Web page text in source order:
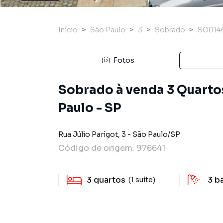
Início São Paulo 3 Sobrado
Fotos
Sobrado à venda 3
Paulo - SP
Rua Júlio Parigot, 3 - São Paulo/SP
Código de origem: 976641
3 quartos (1 suíte) 3